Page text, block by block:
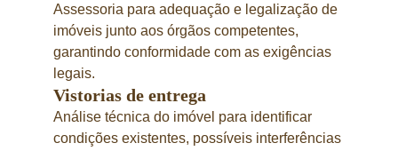
Assessoria para adequação e legalização de
imóveis junto aos órgãos competentes,
garantindo conformidade com as exigências
legais.
Vistorias de entrega
Análise técnica do imóvel para identificar
condições existentes, possíveis interferências